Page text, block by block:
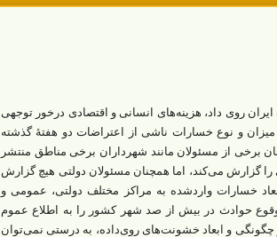
ده‌ها شهر کوچک و بزرگ ایران روی داد، هزینه‌های انسانی و اقتصادی درخور توجهی
و نوع خسارات ناشی از اعتراضات دو هفتۀ گذشته
برخی از مسئولان مانند شهرداران برخی مناطق منتشر
گزارش می‌کند، اما همچنان مسئولان دولتی هیچ گزارش
خسارات واردشده به مراکز مختلف دولتی، عمومی و
حوادث در بیش از صد شهر کشور را به اطلاع عموم
چگونگی و ابعاد خشونت‌های روی‌داده، به ‌درستی نمی‌توان